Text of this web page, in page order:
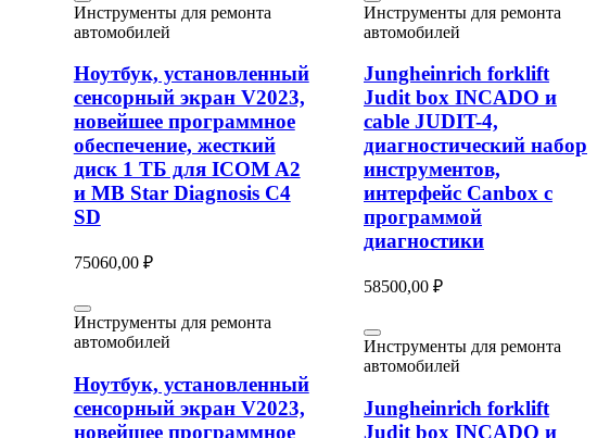
Инструменты для ремонта
автомобилей
Ноутбук, установленный
сенсорный экран V2023,
новейшее программное
обеспечение, жесткий
диск 1 ТБ для ICOM A2
и MB Star Diagnosis C4
SD
75060,00 ₽
Инструменты для ремонта
автомобилей
Ноутбук, установленный
сенсорный экран V2023,
новейшее программное
Инструменты для ремонта
автомобилей
Jungheinrich forklift
Judit box INCADO и
cable JUDIT-4,
диагностический набор
инструментов,
интерфейс Canbox с
программой
диагностики
58500,00 ₽
Инструменты для ремонта
автомобилей
Jungheinrich forklift
Judit box INCADO и